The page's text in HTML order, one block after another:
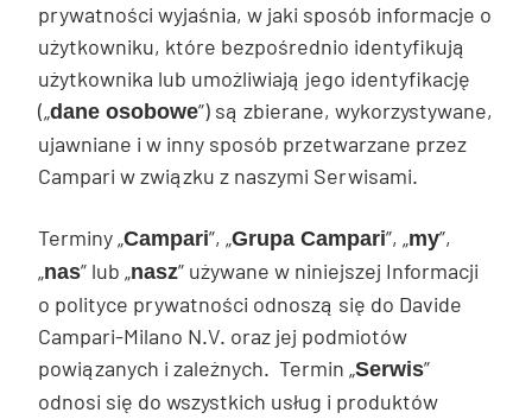
prywatności wyjaśnia, w jaki sposób informacje o
użytkowniku, które bezpośrednio identyfikują
użytkownika lub umożliwiają jego identyfikację
(„dane osobowe”) są zbierane, wykorzystywane,
ujawniane i w inny sposób przetwarzane przez
Campari w związku z naszymi Serwisami.
Terminy „Campari”, „Grupa Campari”, „my”,
„nas” lub „nasz” używane w niniejszej Informacji
o polityce prywatności odnoszą się do Davide
Campari-Milano N.V. oraz jej podmiotów
powiązanych i zależnych. Termin „Serwis”
odnosi się do wszystkich usług i produktów